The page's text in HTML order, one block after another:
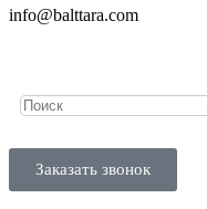
info@balttara.com
Заказать звонок